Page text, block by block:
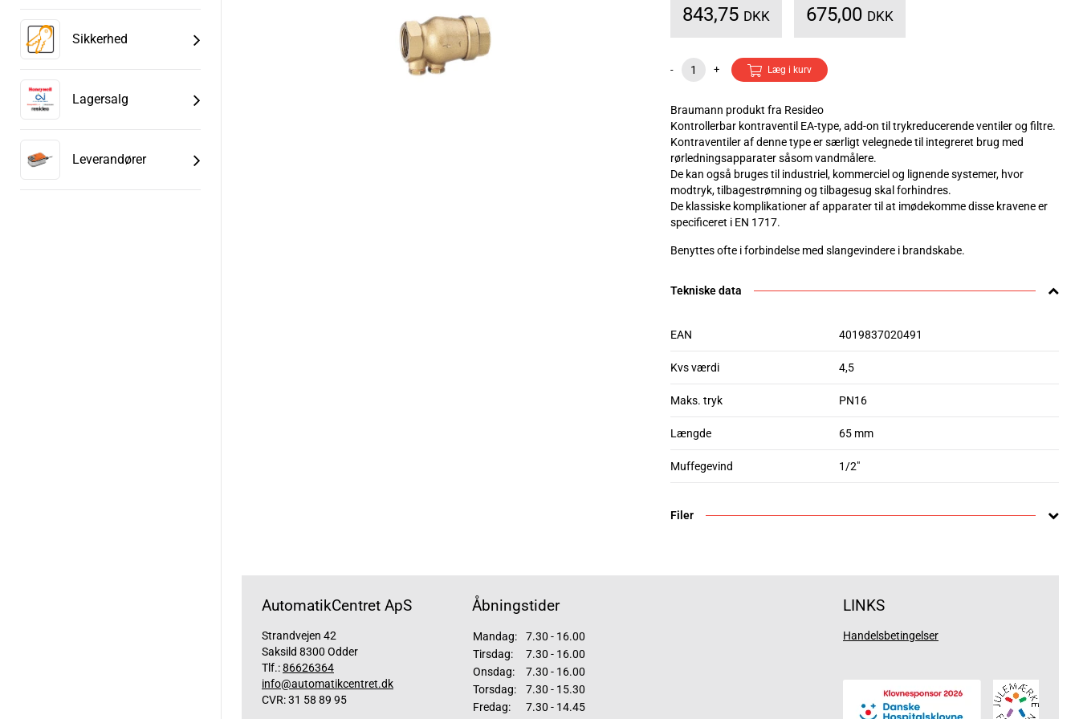
Sikkerhed
Lagersalg
Leverandører
843,75 DKK 675,00 DKK
- + Læg i kurv
Braumann produkt fra Resideo
Kontrollerbar kontraventil EA-type, add-on til trykreducerende ventiler og filtre.
Kontraventiler af denne type er særligt velegnede til integreret brug med
rørledningsapparater såsom vandmålere.
De kan også bruges til industriel, kommerciel og lignende systemer, hvor
modtryk, tilbagestrømning og tilbagesug skal forhindres.
De klassiske komplikationer af apparater til at imødekomme disse kravene er
specificeret i EN 1717.
Benyttes ofte i forbindelse med slangevindere i brandskabe.
Tekniske data
EAN 4019837020491
Kvs værdi 4,5
Maks. tryk PN16
Længde 65 mm
Muffegevind 1/2"
Filer
AutomatikCentret ApS
Strandvejen 42
Saksild 8300 Odder
Tlf.:86626364
info@automatikcentret.dk
CVR: 31 58 89 95
Åbningstider
Mandag:
7.30 - 16.00
Tirsdag:
7.30 - 16.00
Onsdag:
7.30 - 16.00
Torsdag:
7.30 - 15.30
Fredag:
7.30 - 14.45
LINKS
Handelsbetingelser